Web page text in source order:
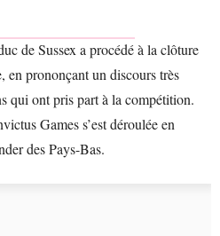
de Sussex a procédé à la clôture
en prononçant un discours très
qui ont pris part à la compétition.
Games s’est déroulée en
des Pays-Bas.